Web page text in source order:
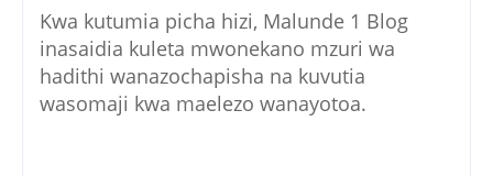
Kwa kutumia picha hizi, Malunde 1 Blog
inasaidia kuleta mwonekano mzuri wa
hadithi wanazochapisha na kuvutia
wasomaji kwa maelezo wanayotoa.